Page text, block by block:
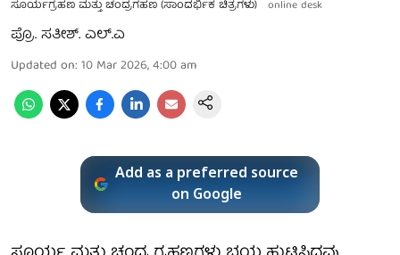
ಸೂರ್ಯಗ್ರಹಣ ಮತ್ತು ಚಂದ್ರಗಹಣ (ಸಾಂದರ್ಭಿಕ ಚಿತ್ರಗಳು) online desk
ಪ್ರೊ. ಸತೀಶ್. ಎಲ್.ಎ
Updated on: 10 Mar 2026, 4:00 am
Add as a preferred source
on Google